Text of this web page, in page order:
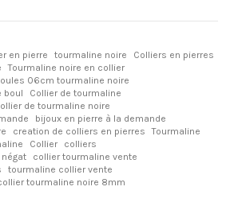
en pierre tourmaline noire
Colliers en pierres
Tourmaline noire en collier
06cm tourmaline noire
boul
Collier de tourmaline
de tourmaline noire
bijoux en pierre à la demande
creation de colliers en pierres
Tourmaline
Collier
colliers
collier tourmaline vente
tourmaline collier vente
tourmaline noire 8mm